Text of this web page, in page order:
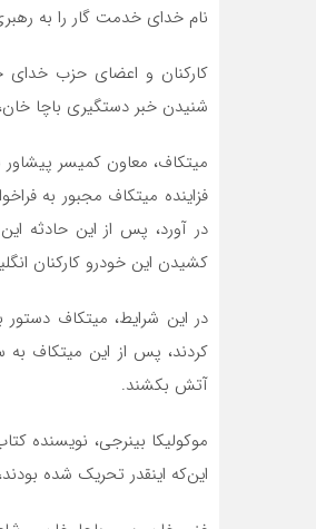
نام خدای خدمت گار را به
کارکنان و اعضای حزب خدای
شنیدن خبر دستگیری باچا
میتکاف، معاون کمیسر
در آورد، پس از این
کشیدن این خودرو کارکنان
در این شرایط، میتکاف
کردند، پس از این میتکاف به
آتش بکشند.
موکولیکا بینرجی، نویسنده
این‌که اینقدر تحریک شده‌